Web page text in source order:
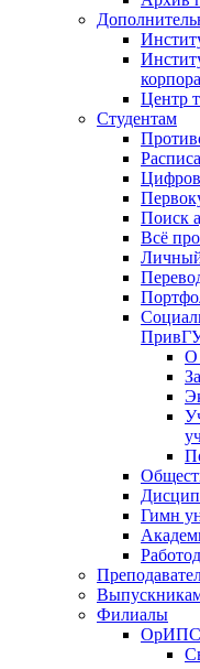
Центр
Студентам
Поиск
Всё
Личный
О
Гимн
Филиалы
ОрИПС